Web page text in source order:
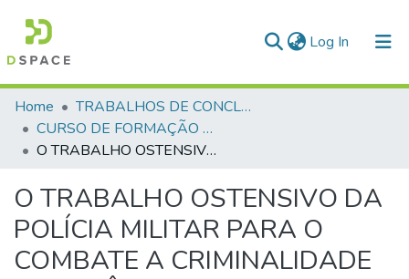
Log In (current)
Communities & Collections
All of DSpace
Home
TRABALHOS DE CONCLUSÃO DE CURSO - CFP (CURSO DE FORMAÇÃO DE PRAÇAS)
CURSO DE FORMAÇÃO DE PRAÇAS - CFP - 2023
O TRABALHO OSTENSIVO DA POLÍCIA MILITAR PARA O COMBATE A CRIMINALIDADE EM GOIÂNIA
O TRABALHO OSTENSIVO DA
POLÍCIA MILITAR PARA O
COMBATE A CRIMINALIDADE